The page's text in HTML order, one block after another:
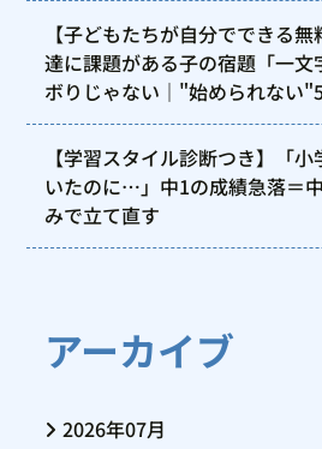
【子どもたちが自分でできる
達に課題がある子の宿題「一文
ボりじゃない｜"始められない
【学習スタイル診断つき】「
いたのに…」中1の成績急落＝
みで立て直す
アーカイブ
2026年07月